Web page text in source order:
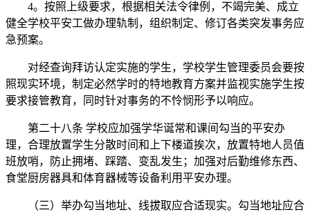
4。按照上级要求，根据相关法令律例，不竭完美、成立
健全学校平安工做办理轨制，组织制定、修订各类突发事务应
急预案。
对经查询拜访认定实施的学生，学校学生管理委员会要按
照现实环境，制定必然学时的特地教育方案并监视实施学生按
要求接管教育，同时针对事务的不怜悯形予以响应。
第二十八条 学校应加强学华诞常和课间勾当的平安办
理，合理放置学生分散时间和上下楼道挨次，放置特地人员值
班放哨，防止拥堵、踩踏、变乱发生；加强对后勤维修东西、
食堂厨房器具和体育器械等设备利用平安办理。
（三）举办勾当地址、线拔取应合适现实。勾当地址应合